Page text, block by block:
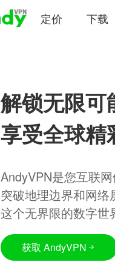
定价 下载
解锁无限可
享受全球精
AndyVPN是您互联
突破地理边界和网
这个无界限的数字世
获取 AndyVPN